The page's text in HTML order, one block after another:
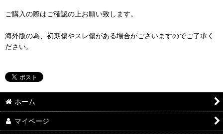
ご購入の際はご確認の上お願い致します。
海外版の為、初期傷やスレ傷がある場合がございますのでご了承く
ださい。
ホーム
マイページ